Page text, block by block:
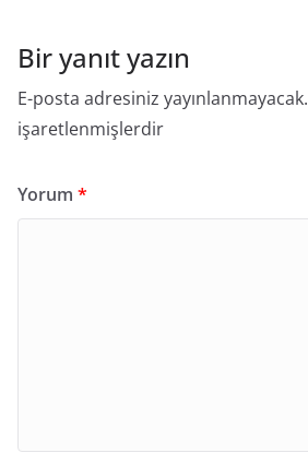
Bir yanıt yazın
E-posta adresiniz yayınlanmayacak.
işaretlenmişlerdir
Yorum *